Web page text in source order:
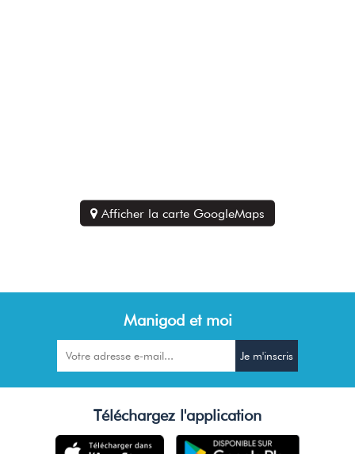
Afficher la carte GoogleMaps
Manigod et moi
Téléchargez l'application